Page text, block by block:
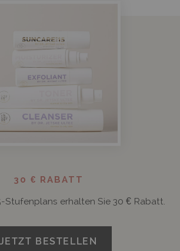
30 € RABATT
Stufenplans erhalten Sie 30 € Rabatt.
JETZT BESTELLEN